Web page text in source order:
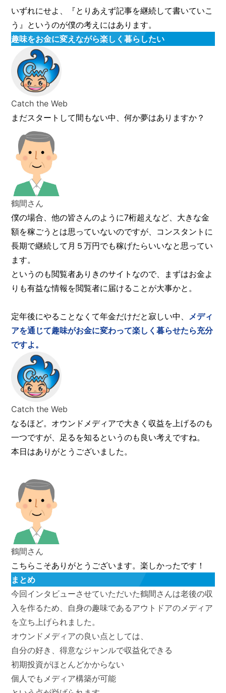
いずれにせよ、『とりあえず記事を継続して書いていこ
う』というのが僕の考えにはあります。
趣味をお金に変えながら楽しく暮らしたい
Catch the Web
まだスタートして間もない中、何か夢はありますか？
鶴間さん
僕の場合、他の皆さんのように7桁超えなど、大きな金
額を稼ごうとは思っていないのですが、コンスタントに
長期で継続して月５万円でも稼げたらいいなと思ってい
ます。
というのも閲覧者ありきのサイトなので、まずはお金よ
りも有益な情報を閲覧者に届けることが大事かと。
定年後にやることなくて年金だけだと寂しい中、 メディ
アを通じて趣味がお金に変わって楽しく暮らせたら充分
ですよ。
Catch the Web
なるほど。オウンドメディアで大きく収益を上げるのも
一つですが、足るを知るというのも良い考えですね。
本日はありがとうございました。
鶴間さん
こちらこそありがとうございます。楽しかったです！
まとめ
今回インタビューさせていただいた鶴間さんは老後の収
入を作るため、自身の趣味であるアウトドアのメディア
を立ち上げられました。
オウンドメディアの良い点としては、
自分の好き、得意なジャンルで収益化できる
初期投資がほとんどかからない
個人でもメディア構築が可能